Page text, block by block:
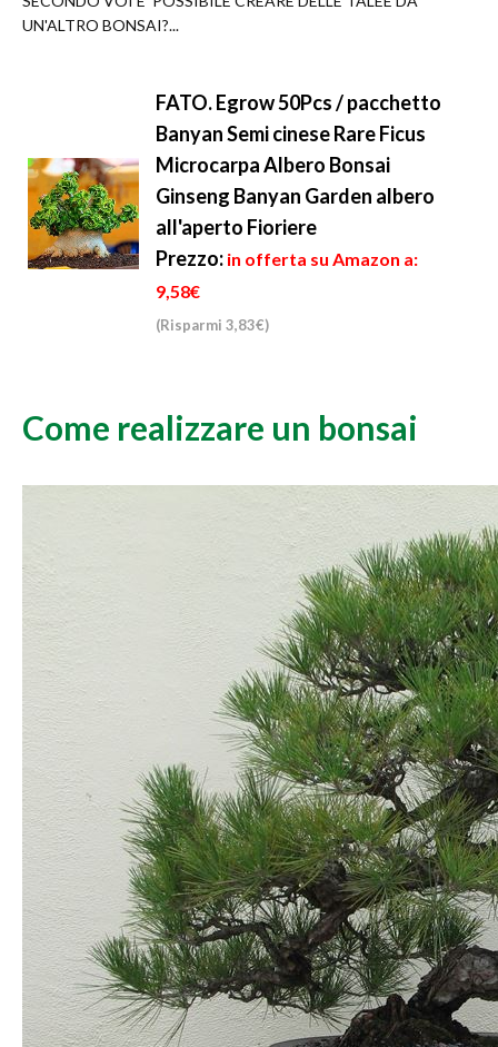
UN'ALTRO BONSAI?...
FATO. Egrow 50Pcs / pacchetto
Banyan Semi cinese Rare Ficus
Microcarpa Albero Bonsai
Ginseng Banyan Garden albero
all'aperto Fioriere
Prezzo: in offerta su Amazon a:
9,58€
(Risparmi 3,83€)
Come realizzare un bonsai